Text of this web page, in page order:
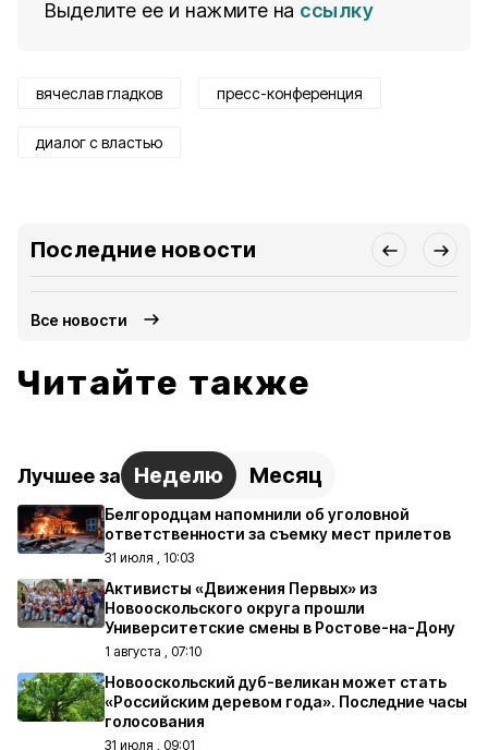
Выделите ее и нажмите на ссылку
вячеслав гладков пресс-конференция
диалог с властью
Последние новости
Все новости
Читайте также
Лучшее за Неделю Месяц
Белгородцам напомнили об уголовной
ответственности за съемку мест прилетов
31 июля , 10:03
Активисты «Движения Первых» из
Новооскольского округа прошли
Университетские смены в Ростове-на-Дону
1 августа , 07:10
Новооскольский дуб-великан может стать
«Российским деревом года». Последние часы
голосования
31 июля , 09:01